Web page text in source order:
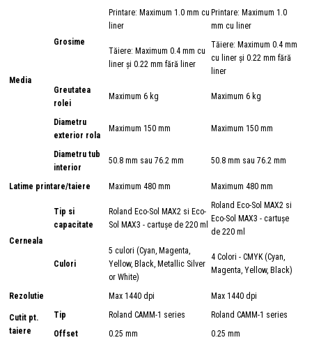
Media
Grosime
Printare: Maximum 1.0 mm cu
liner
Printare: Maximum 1.0
mm cu liner
Tăiere: Maximum 0.4 mm cu
liner și 0.22 mm fără liner
Tăiere: Maximum 0.4 mm
cu liner și 0.22 mm fără
liner
Greutatea
rolei
Maximum 6 kg Maximum 6 kg
Diametru
exterior rola
Maximum 150 mm Maximum 150 mm
Diametru tub
interior
50.8 mm sau 76.2 mm 50.8 mm sau 76.2 mm
Latime printare/taiere Maximum 480 mm Maximum 480 mm
Cerneala
Tip si
capacitate
Roland Eco-Sol MAX2 si Eco-
Sol MAX3 - cartușe de 220 ml
Roland Eco-Sol MAX2 si
Eco-Sol MAX3 - cartușe
de 220 ml
Culori
5 culori (Cyan, Magenta,
Yellow, Black, Metallic Silver
or White)
4 Colori - CMYK (Cyan,
Magenta, Yellow, Black)
Rezolutie Max 1440 dpi Max 1440 dpi
Cutit pt.
taiere
Tip Roland CAMM-1 series
Roland CAMM-1 series
Offset
0.25 mm
0.25 mm